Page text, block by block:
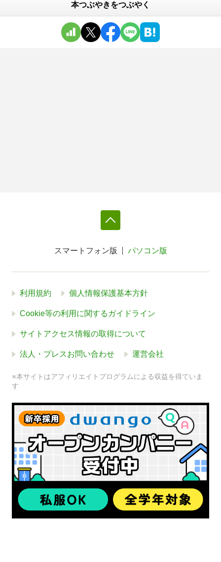
本つぶやきをつぶやく
スマートフォン版 パソコン版
利用規約 個人情報保護基本方針
Cookie等の利用に関するガイドライン
サイトアクセス情報の取得について
法人・プレスお問い合わせ 運営会社
※本サイトはアフィリエイトプログラムによる収益を得ていま
す